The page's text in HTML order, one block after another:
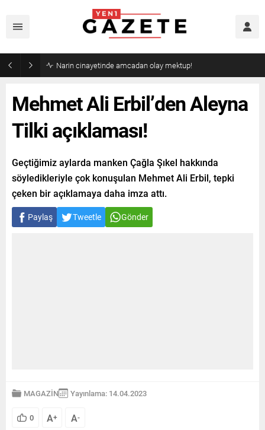
Narin cinayetinde amcadan olay mektup!
Mehmet Ali Erbil’den Aleyna
Tilki açıklaması!
Geçtiğimiz aylarda manken Çağla Şıkel hakkında
söyledikleriyle çok konuşulan Mehmet Ali Erbil, tepki
çeken bir açıklamaya daha imza attı.
Paylaş Tweetle Gönder
MAGAZİN Yayınlama: 14.04.2023
0 A+ A-